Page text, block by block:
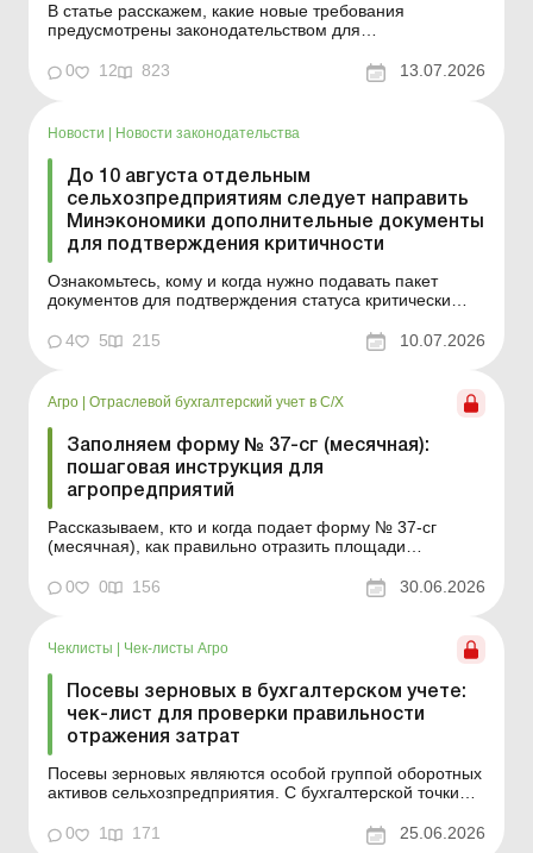
В статье расскажем, какие новые требования
предусмотрены законодательством для
агропредприятиями. Какие новые правила
подтверждения статуса критически важного
2026 года? Какими нормативно-правовыми актами
введен н...
0 12 823 13.07.2026
Новости | Новости законодательства
До 10 августа отдельным
сельхозпредприятиям следует направить
Минэкономики дополнительные документы
для подтверждения критичности
Ознакомьтесь, кому и когда нужно подавать пакет
документов для подтверждения статуса критически
работников, принятые в июне 2026 года Бронирование
военнообязанных работников агропромышленного
постановления...
4 5 215 10.07.2026
Агро Отраслевой бухгалтерский учет в С/Х
Заполняем форму № 37-сг (месячная):
пошаговая инструкция для
агропредприятий
Рассказываем, кто и когда подает форму № 37-сг
(месячная), как правильно отразить площади
сельхозкультурам, а также разбираем практические
ситуации. При уборке урожая сельхозпредприятия
государственной статистики ф...
0 0 156 30.06.2026
Чеклисты Чек-листы Агро
Посевы зерновых в бухгалтерском учете:
чек-лист для проверки правильности
отражения затрат
Посевы зерновых являются особой группой оборотных
активов сельхозпредприятия. С бухгалтерской точки
растениеводства. В зависимости от учетной политики
0 1 171 25.06.2026